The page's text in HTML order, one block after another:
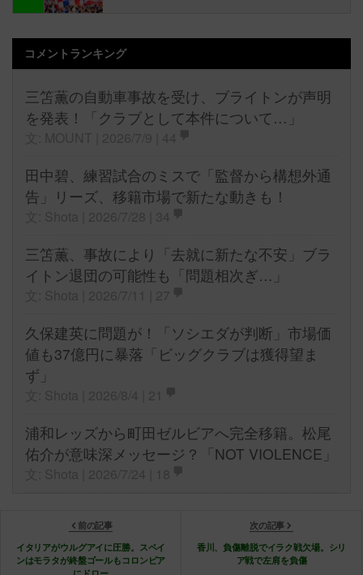
コメントランキング
三笘薫の自動車事故を受け、ブライトンが声明
を発表！「クラブとして本件について…」
田中碧、練習試合のミスで「監督から構想外通
告」リーズ、移籍市場で新たな動きも！
三笘薫、事故により「去就に新たな不安」ブラ
イトン退団の可能性も「問題相次ぎ…」
久保建英に問題が！「ソシエダが判断」市場価
値も37億円に暴落「ビッグクラブは獲得望ま
ず」
浦和レッズから町田ゼルビアへ完全移籍。松尾
佑介が意味深メッセージ？「NOT VIOLENCE」
前の記事
イタリアがウルグアイに圧勝。スペイ
ンはモラタが終盤ゴールもコロンビア
にドロー
次の記事
香川、負傷離脱でイラク戦欠場。シリ
ア戦で左肩を負傷